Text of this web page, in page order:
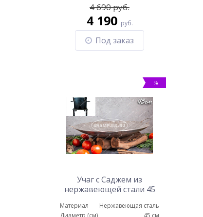
4 690 руб.
4 190 руб.
Под заказ
%
Учаг с Саджем из
нержавеющей стали 45
Материал
Нержавеющая сталь
Диаметр (см)
45 см